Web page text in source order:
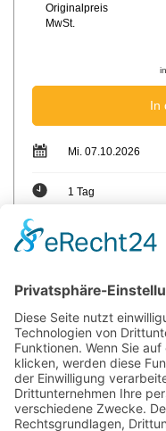
Originalpreis
MwSt.
In
Mi. 07.10.2026
1 Tag
max. Teilnehmer: 12
Sie haben